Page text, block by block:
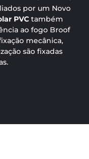
por um Novo
PVC também
ao fogo Broof
mecânica,
são fixadas